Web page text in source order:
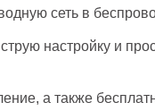
сеть в
настройку и
а также